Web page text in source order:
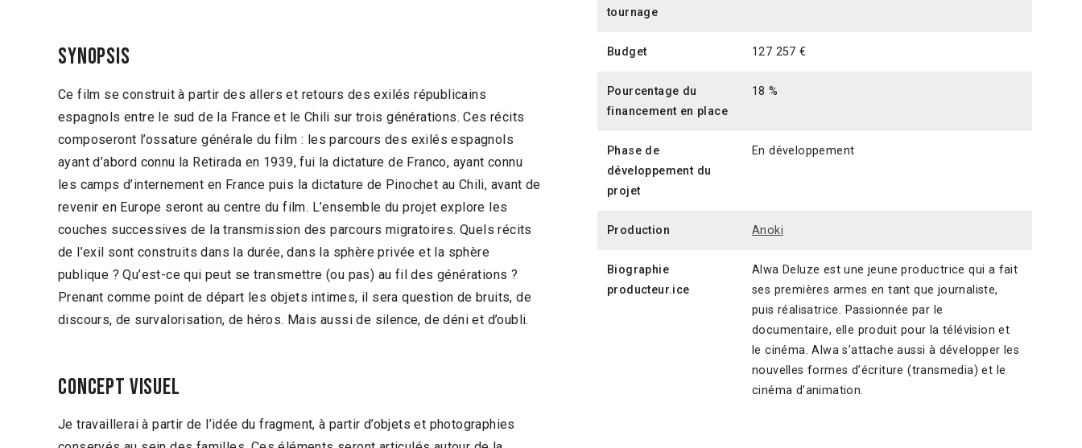
Synopsis
Ce film se construit à partir des allers et retours des exilés républicains
espagnols entre le sud de la France et le Chili sur trois générations. Ces récits
composeront l’ossature générale du film : les parcours des exilés espagnols
ayant d’abord connu la Retirada en 1939, fui la dictature de Franco, ayant connu
les camps d’internement en France puis la dictature de Pinochet au Chili, avant de
revenir en Europe seront au centre du film. L’ensemble du projet explore les
couches successives de la transmission des parcours migratoires. Quels récits
de l’exil sont construits dans la durée, dans la sphère privée et la sphère
publique ? Qu’est-ce qui peut se transmettre (ou pas) au fil des générations ?
Prenant comme point de départ les objets intimes, il sera question de bruits, de
discours, de survalorisation, de héros. Mais aussi de silence, de déni et d’oubli.
Concept visuel
Je travaillerai à partir de l’idée du fragment, à partir d’objets et photographies
tournage
Budget 127 257 €
Pourcentage du
financement en place
18 %
Phase de
développement du
projet
En développement
Production Anoki
Biographie
producteur.ice
Alwa Deluze est une jeune productrice qui a fait
ses premières armes en tant que journaliste,
puis réalisatrice. Passionnée par le
documentaire, elle produit pour la télévision et
le cinéma. Alwa s’attache aussi à développer les
nouvelles formes d’écriture (transmedia) et le
cinéma d’animation.